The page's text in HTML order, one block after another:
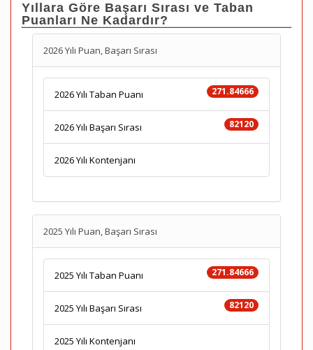
Yıllara Göre Başarı Sırası ve Taban
Puanları Ne Kadardır?
2026 Yılı Puan, Başarı Sırası
271.84666
2026 Yılı Taban Puanı
82120
2026 Yılı Başarı Sırası
2026 Yılı Kontenjanı
2025 Yılı Puan, Başarı Sırası
271.84666
2025 Yılı Taban Puanı
82120
2025 Yılı Başarı Sırası
2025 Yılı Kontenjanı